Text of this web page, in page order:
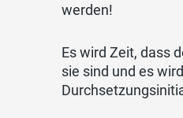
werden!
Es wird Zeit, dass
sie sind und es